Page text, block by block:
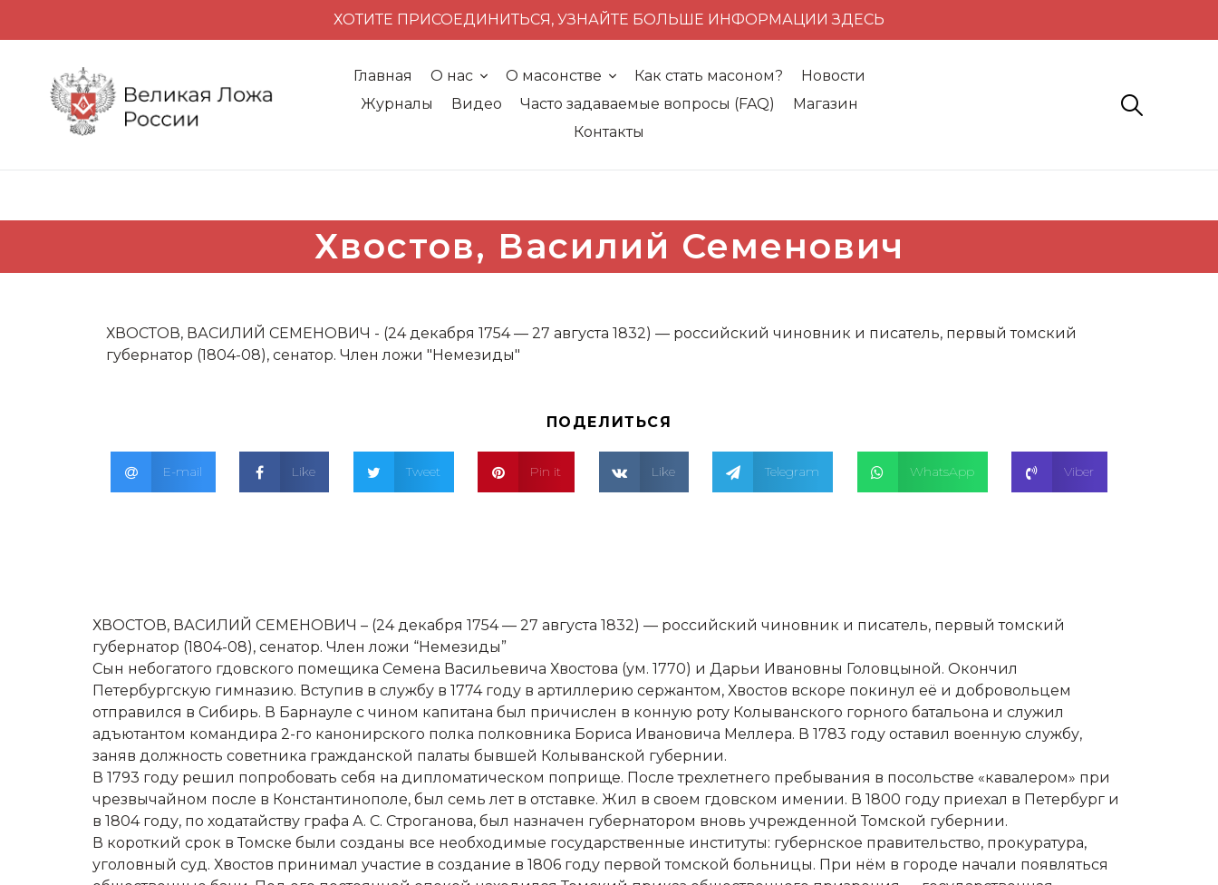
ХОТИТЕ ПРИСОЕДИНИТЬСЯ, УЗНАЙТЕ БОЛЬШЕ ИНФОРМАЦИИ ЗДЕСЬ
Главная О нас О масонстве Как стать масоном?
Новости
Журналы
Видео Часто задаваемые вопросы (FAQ)
Магазин
Контакты
Хвостов, Василий Семенович
ХВОСТОВ, ВАСИЛИЙ СЕМЕНОВИЧ - (24 декабря 1754 — 27 августа 1832) — российский чиновник и писатель, первый томский
губернатор (1804-08), сенатор. Член ложи "Немезиды"
ПОДЕЛИТЬСЯ
E-mail Like Tweet Pin it Like Telegram WhatsApp Viber
ХВОСТОВ, ВАСИЛИЙ СЕМЕНОВИЧ – (24 декабря 1754 — 27 августа 1832) — российский чиновник и писатель, первый томский
губернатор (1804-08), сенатор. Член ложи “Немезиды”
Сын небогатого гдовского помещика Семена Васильевича Хвостова (ум. 1770) и Дарьи Ивановны Головцыной. Окончил
Петербургскую гимназию. Вступив в службу в 1774 году в артиллерию сержантом, Хвостов вскоре покинул её и добровольцем
отправился в Сибирь. В Барнауле с чином капитана был причислен в конную роту Колыванского горного батальона и служил
адъютантом командира 2-го канонирского полка полковника Бориса Ивановича Меллера. В 1783 году оставил военную службу,
заняв должность советника гражданской палаты бывшей Колыванской губернии.
В 1793 году решил попробовать себя на дипломатическом поприще. После трехлетнего пребывания в посольстве «кавалером» при
чрезвычайном после в Константинополе, был семь лет в отставке. Жил в своем гдовском имении. В 1800 году приехал в Петербург и
в 1804 году, по ходатайству графа А. С. Строганова, был назначен губернатором вновь учрежденной Томской губернии.
В короткий срок в Томске были созданы все необходимые государственные институты: губернское правительство, прокуратура,
уголовный суд. Хвостов принимал участие в создание в 1806 году первой томской больницы. При нём в городе начали появляться